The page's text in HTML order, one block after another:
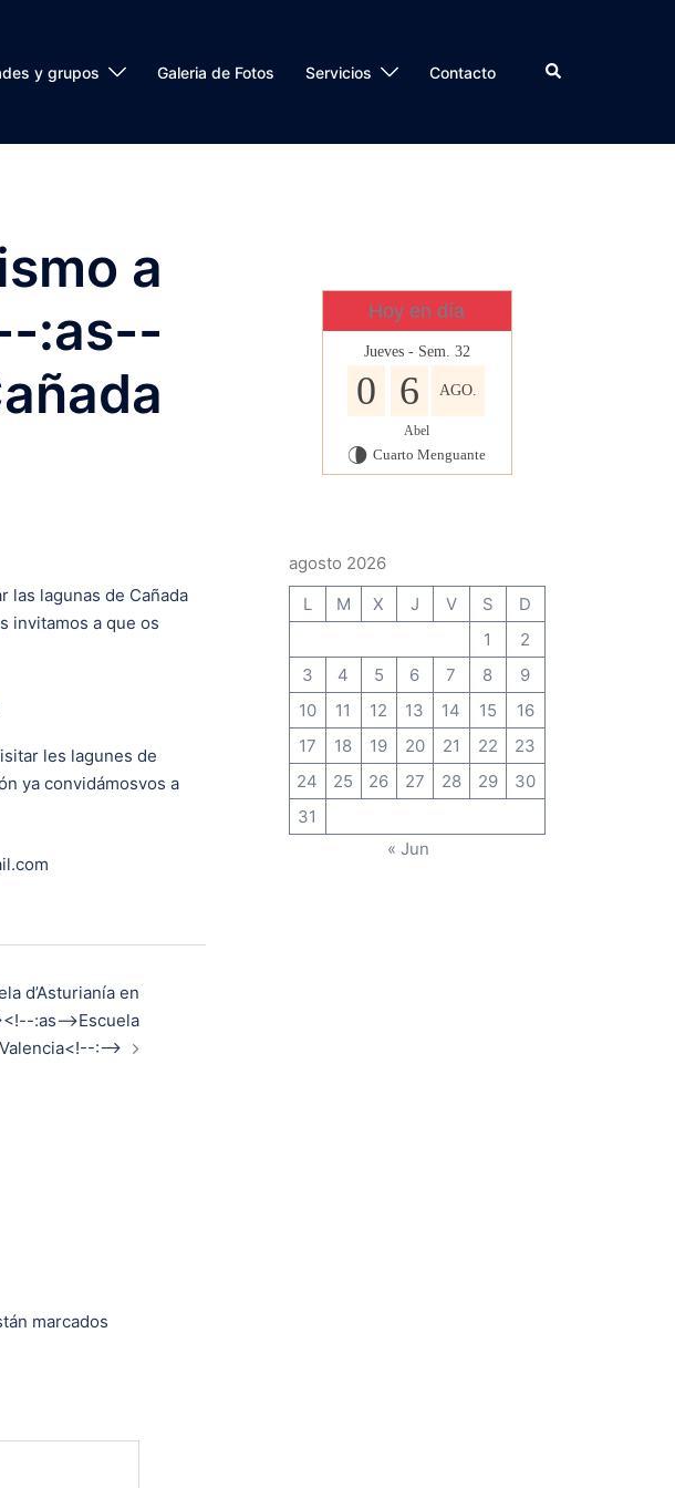
y grupos Galeria de Fotos Servicios Contacto Buscar
a
:as--
las lagunas de Cañada
invitamos a que os
les lagunes de
ya convidámosvos a
d’Asturianía en
:as-->Escuela
:-->
marcados
Hoy en día
Jueves - Sem. 32
0 6 AGO.
Abel
U Cuarto Menguante
agosto 2026
L
M X J V S
D
1
2
3
4 5 6 7 8
9
10
11 12 13 14 15
16
17
18 19 20 21 22
23
24
25 26 27 28 29
30
31
« Jun